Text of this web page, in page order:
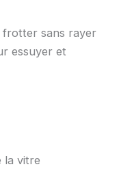
frotter sans rayer
essuyer et
la vitre